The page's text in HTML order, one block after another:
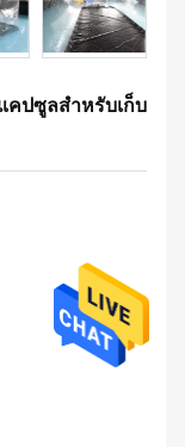
คปซูลสำหรับเก็บ